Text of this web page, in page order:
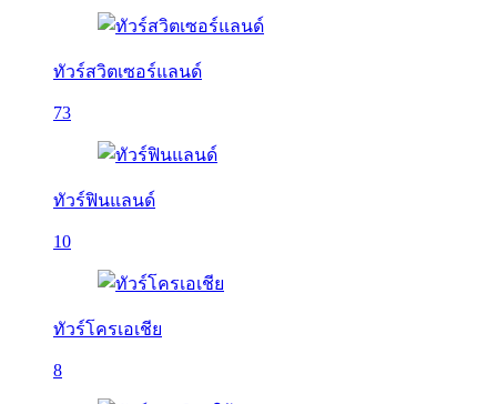
ทัวร์สวิตเซอร์แลนด์
73
ทัวร์ฟินแลนด์
10
ทัวร์โครเอเชีย
8